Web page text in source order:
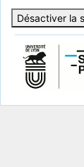
Désactiver la